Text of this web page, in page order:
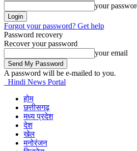
your
Forgot your password? Get help
Password recovery
Recover your password
your email
A password will be e-mailed to you.
Hindi News Portal
होम
छत्तीसगढ़
मध्य प्रदेश
देश
खेल
मनोरंजन